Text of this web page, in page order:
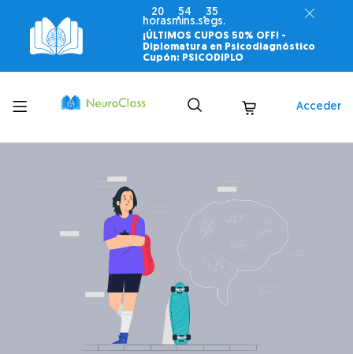
20
horas
54
mins.
34
segs.
¡ÚLTIMOS CUPOS 50% OFF! -
Diplomatura en Psicodiagnóstico
Cupón: PSICODIPLO
Toggle
menu
Acceder